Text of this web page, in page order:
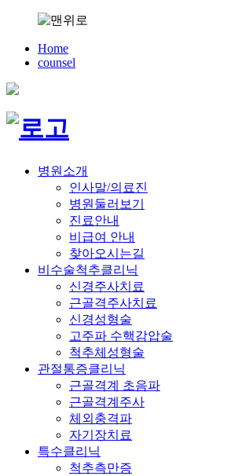
Home
counsel
병원소개
인사말/의료진
병원둘러보기
진료안내
비급여 안내
찾아오시는길
비수술척추클리닉
신경주사치료
근골격주사치료
신경성형술
고주파 수핵감압술
척추체성형술
관절통증클리닉
근골격계 초음파
근골격계주사
체외충격파
자기장치료
특수클리닉
척추측만증